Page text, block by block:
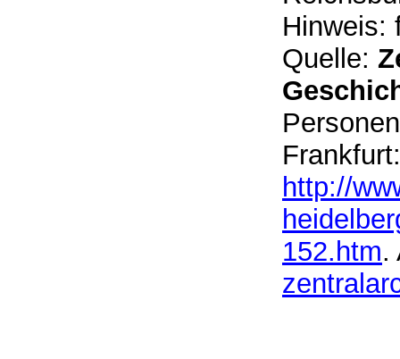
Hinweis:
Quelle:
http://
152.htm.